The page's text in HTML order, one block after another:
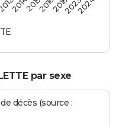
201420152016201820232024
par sexe
décès (source :